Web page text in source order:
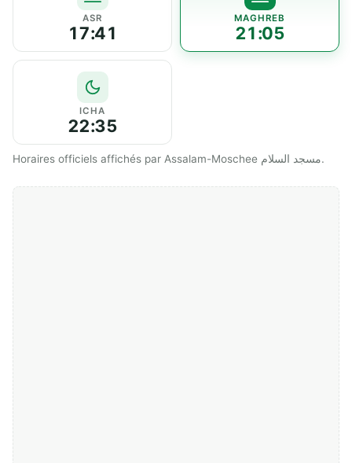
ASR
17:41
MAGHREB
21:05
ICHA
22:35
Horaires officiels affichés par Assalam-Moschee مسجد السلام.